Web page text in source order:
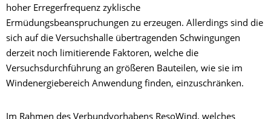
hoher Erregerfrequenz zyklische
Ermüdungsbeanspruchungen zu erzeugen. Allerdings sind die
sich auf die Versuchshalle übertragenden Schwingungen
derzeit noch limitierende Faktoren, welche die
Versuchsdurchführung an größeren Bauteilen, wie sie im
Windenergiebereich Anwendung finden, einzuschränken.